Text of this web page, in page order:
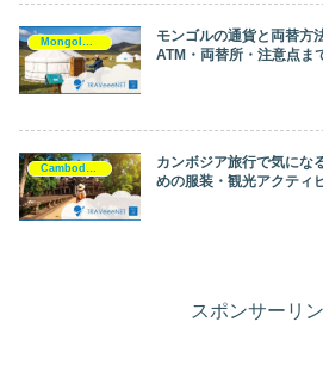
Mongol（モンゴル）
モンゴルの通貨と両替方
ATM・両替所・注意点ま
カンボジア旅行で気にな
めの服装・観光アクティ
スポンサーリ